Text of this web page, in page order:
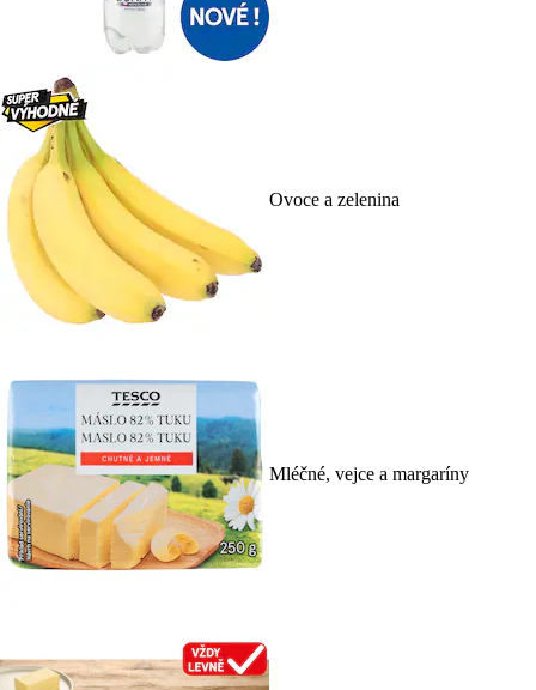
Ovoce a zelenina
Mléčné, vejce a margaríny